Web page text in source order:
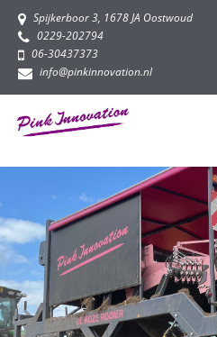
Spijkerboor 3, 1678 JA Oostwoud
0229-202794
06-30437373
info@pinkinnovation.nl